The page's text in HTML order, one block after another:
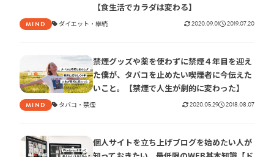
【食生活でカラダは変わる】
MIND ダイエット 継続 2020.09.01 2019.07.20
禁煙グッズや薬を使わずに禁煙４年目を迎え
た僕が、タバコを止めたい喫煙者に今伝えた
いこと。【禁煙で人生が劇的に変わった】
MIND タバコ 禁煙 2020.05.29 2018.08.07
個人サイトを立ち上げブログを始めたい人が